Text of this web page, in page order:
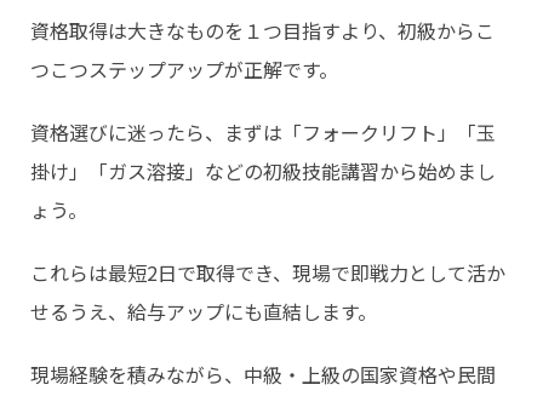
資格取得は大きなものを１つ目指すより、初級からこ
つこつステップアップが正解です。
資格選びに迷ったら、まずは「フォークリフト」「玉
掛け」「ガス溶接」などの初級技能講習から始めまし
ょう。
これらは最短2日で取得でき、現場で即戦力として活か
せるうえ、給与アップにも直結します。
現場経験を積みながら、中級・上級の国家資格や民間